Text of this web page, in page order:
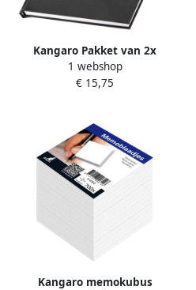
Kangaro Pakket van 2x
stuks schoolschriften A4
harde kaft gelinieerd zwart
1 webshop
€ 15,75
Kangaro memokubus